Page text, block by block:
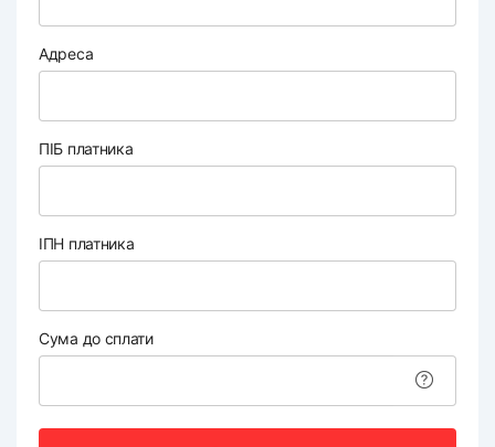
Адреса
ПІБ платника
ІПН платника
Сума до сплати